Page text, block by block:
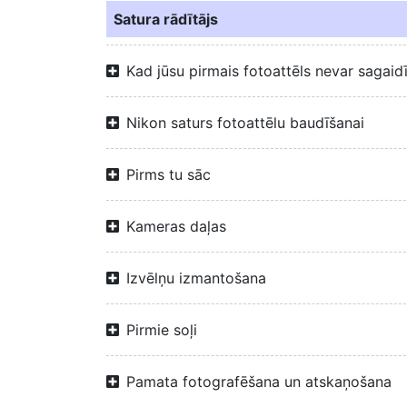
Satura rādītājs
Kad jūsu pirmais fotoattēls nevar
Nikon saturs fotoattēlu baudīšanai
Pirms tu sāc
Kameras daļas
Izvēlņu izmantošana
Pirmie soļi
Pamata fotografēšana un atskaņošana